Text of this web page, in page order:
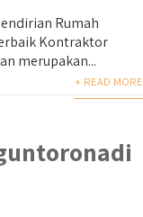
Rumah
Kontraktor
merupakan...
+ READ MORE